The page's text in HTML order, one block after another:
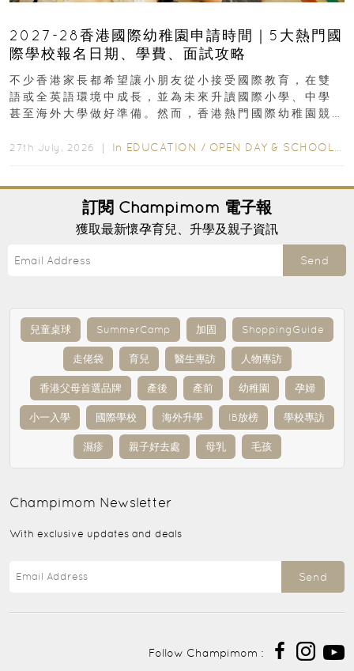
2027-28香港國際幼稚園申請時間｜5大熱門國
際學校報名日期、學費、面試攻略
不少香港家長都希望讓小朋友從小接受國際教育，在雙
語或全英語環境中成長，並為未來升讀國際小學、中學
甚至海外大學做好準備。然而，香港熱門國際幼稚園競
27th July, 2026 ｜ In EDUCATION / OPEN DAY & SCHOOL EVENTS
訂閱 Champimom 電子報
獲取最新懷孕育兒、升學及親子資訊
Send
兒童桌球 SummerCamp 加固 ShoppingGuide
走佬袋 育兒 醫生專訪 人物專訪
香港父母首選品牌 產後 產前 幼稚園 孕婦
小一入學 國際學校 海外升學 IB放榜 學校專訪
濕疹 親子好去處 母乳 毛孩
Champimom Newsletter
With exclusive updates and deals
Send
Follow Champimom :